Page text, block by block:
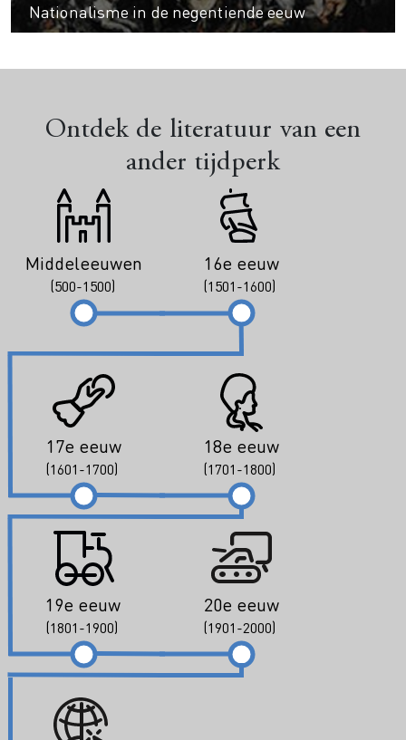
Nationalisme in de negentiende eeuw
Ontdek de literatuur van een
ander tijdperk
Middeleeuwen
(500-1500)
16e eeuw
(1501-1600)
17e eeuw
(1601-1700)
18e eeuw
(1701-1800)
19e eeuw
(1801-1900)
20e eeuw
(1901-2000)